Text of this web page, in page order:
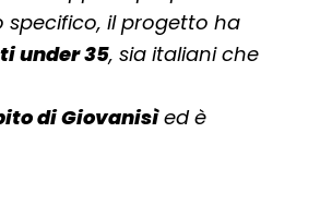
specifico, il progetto ha
under 35, sia italiani che
di Giovanisìed è